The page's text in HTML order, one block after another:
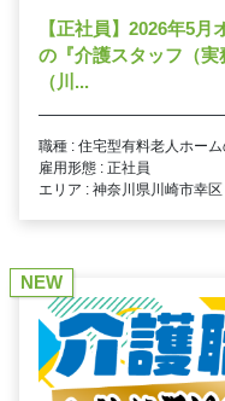
【正社員】2026年5
の『介護スタッフ（
（川...
職種 : 住宅型有料老人ホー
雇用形態 : 正社員
エリア : 神奈川県川崎市幸区
NEW